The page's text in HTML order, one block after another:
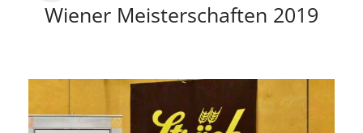
Wiener Meisterschaften 2019